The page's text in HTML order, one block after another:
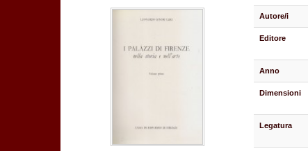
Autore/i
Editore
Anno
Dimensioni
Legatura